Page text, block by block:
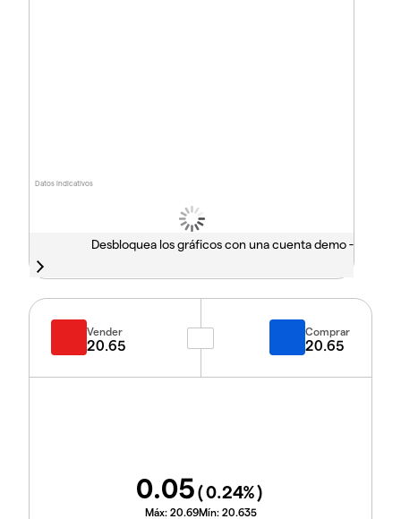
Datos indicativos
Desbloquea los gráficos con una cuenta demo -
Vender
20.65
Comprar
20.65
0.05(0.24%)
Máx: 20.69Mín: 20.635